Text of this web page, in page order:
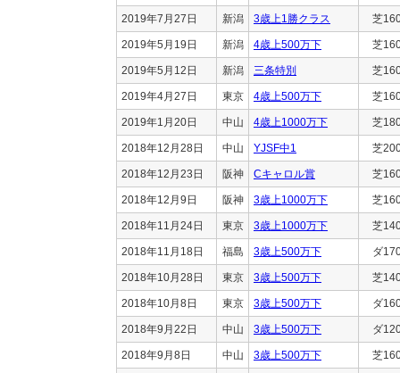
2019年7月27日 新潟 3歳上1勝クラス 芝
2019年5月19日 新潟 4歳上500万下 芝
2019年5月12日 新潟 三条特別 芝
2019年4月27日 東京 4歳上500万下 芝
2019年1月20日 中山 4歳上1000万下 芝
2018年12月28日 中山 YJSF中1 芝
2018年12月23日 阪神 Cキャロル賞 芝
2018年12月9日 阪神 3歳上1000万下 芝
2018年11月24日 東京 3歳上1000万下 芝
2018年11月18日 福島 3歳上500万下 ダ
2018年10月28日 東京 3歳上500万下 芝
2018年10月8日 東京 3歳上500万下 ダ
2018年9月22日 中山 3歳上500万下 ダ
2018年9月8日 中山 3歳上500万下 芝